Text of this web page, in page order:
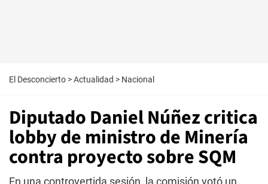
El Desconcierto >Actualidad > Nacional
Diputado Daniel Núñez critica
lobby de ministro de Minería
contra proyecto sobre SQM
En una controvertida sesión, la comisión votó un